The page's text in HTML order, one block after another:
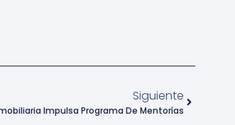
Siguiente
Impulsa Programa De Mentorías